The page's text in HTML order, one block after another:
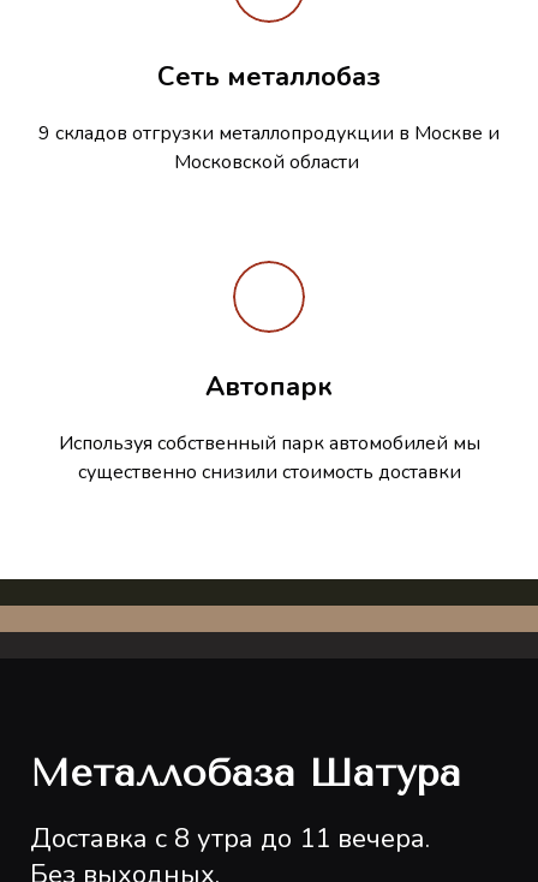
Сеть металлобаз
9 складов отгрузки металлопродукции в Москве и
Московской области
Автопарк
Используя собственный парк автомобилей мы
существенно снизили стоимость доставки
Металлобаза Шатура
Доставка с 8 утра до 11 вечера.
Без выходных.